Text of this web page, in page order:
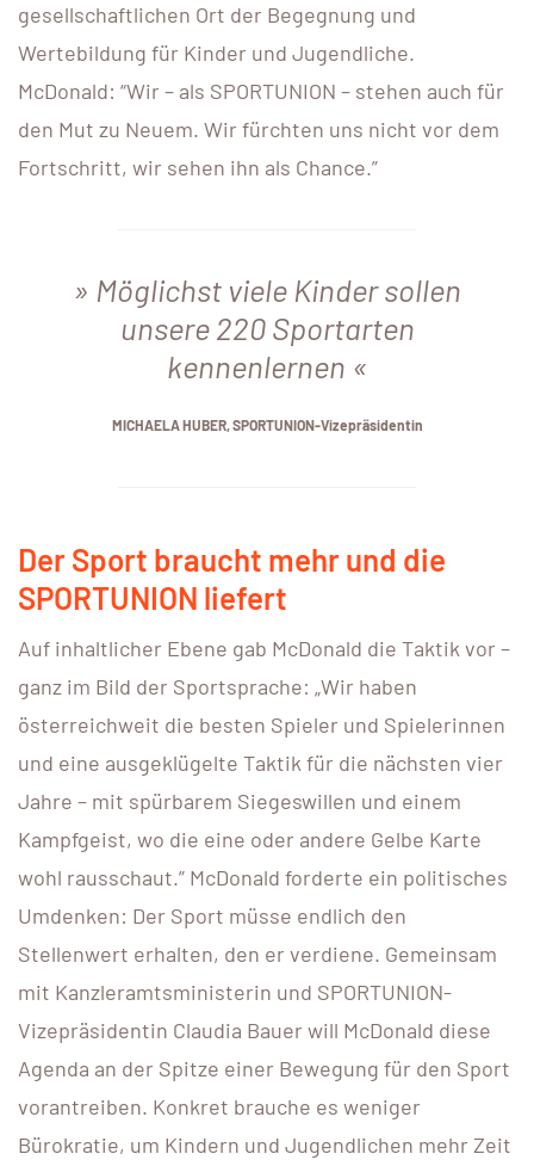
gesellschaftlichen Ort der Begegnung und
Wertebildung für Kinder und Jugendliche.
McDonald: “Wir – als SPORTUNION – stehen auch für
den Mut zu Neuem. Wir fürchten uns nicht vor dem
Fortschritt, wir sehen ihn als Chance.”
Möglichst viele Kinder sollen
unsere 220 Sportarten
kennenlernen
MICHAELA HUBER, SPORTUNION-Vizepräsidentin
Der Sport braucht mehr und die
SPORTUNION liefert
Auf inhaltlicher Ebene gab McDonald die Taktik vor –
ganz im Bild der Sportsprache: „Wir haben
österreichweit die besten Spieler und Spielerinnen
und eine ausgeklügelte Taktik für die nächsten vier
Jahre – mit spürbarem Siegeswillen und einem
Kampfgeist, wo die eine oder andere Gelbe Karte
wohl rausschaut.” McDonald forderte ein politisches
Umdenken: Der Sport müsse endlich den
Stellenwert erhalten, den er verdiene. Gemeinsam
mit Kanzleramtsministerin und SPORTUNION-
Vizepräsidentin Claudia Bauer will McDonald diese
Agenda an der Spitze einer Bewegung für den Sport
vorantreiben. Konkret brauche es weniger
Bürokratie, um Kindern und Jugendlichen mehr Zeit